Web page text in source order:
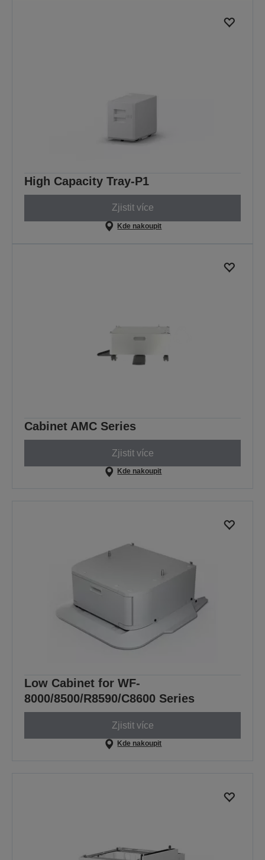
High Capacity Tray-P1
Zjistit více
Kde nakoupit
Cabinet AMC Series
Zjistit více
Kde nakoupit
Low Cabinet for WF-
8000/8500/R8590/C8600 Series
Zjistit více
Kde nakoupit